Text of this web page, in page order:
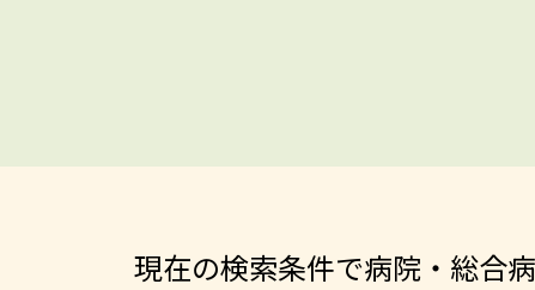
現在の検索条件で病院・総合